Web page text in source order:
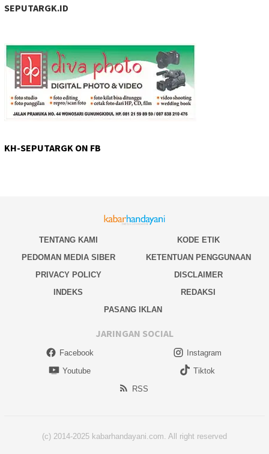
SEPUTARGK.ID
KH-SEPUTARGK ON FB
TENTANG KAMI
KODE ETIK
PEDOMAN MEDIA SIBER
KETENTUAN PENGGUNAAN
PRIVACY POLICY
DISCLAIMER
INDEKS
REDAKSI
PASANG IKLAN
JARINGAN SOCIAL
Facebook
Instagram
Youtube
Tiktok
RSS
(c) 2014-2025 kabarhandayani.com. All right reserved